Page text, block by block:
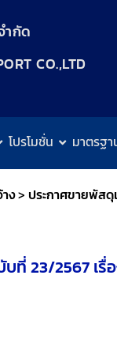
ำกัด
CO.,LTD​
โปรโมชั่น มาตรฐ
ง>ประกาศขายพัสดุ
ที่ 23/2567 เ